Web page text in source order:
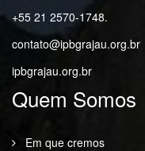
+55 21 2570-1748.
contato@ipbgrajau.org.br
ipbgrajau.org.br
Quem Somos
Em que cremos